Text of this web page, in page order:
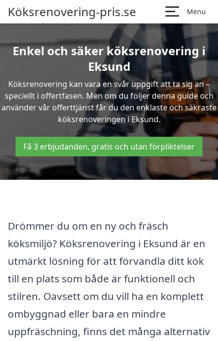
Köksrenovering-pris.se Menu
Enkel och säker köksrenovering i
Eksund
Köksrenovering kan vara en svår uppgift att ta sig an –
speciellt i offertfasen. Men om du följer denna guide och
använder vår offerttjänst får du den enklaste och säkraste
köksrenoveringen i Eksund.
Få 3 erbjudanden, gratis och utan förpliktelser
Drömmer du om en ny och fräsch
köksmiljö? Köksrenovering i Eksund är en
utmärkt lösning för att förvandla ditt kök
till en plats som både är funktionell och
stilren. Oavsett om du vill ha en komplett
ombyggnad eller bara en mindre
uppfräschning, finns det många alternativ